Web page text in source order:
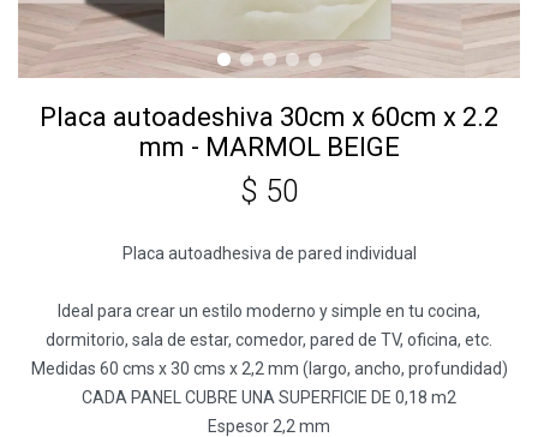
Placa autoadeshiva 30cm x 60cm x 2.2
mm - MARMOL BEIGE
$ 50
Placa autoadhesiva de pared individual
Ideal para crear un estilo moderno y simple en tu cocina,
dormitorio, sala de estar, comedor, pared de TV, oficina, etc.
Medidas 60 cms x 30 cms x 2,2 mm (largo, ancho, profundidad)
CADA PANEL CUBRE UNA SUPERFICIE DE 0,18 m2
Espesor 2,2 mm